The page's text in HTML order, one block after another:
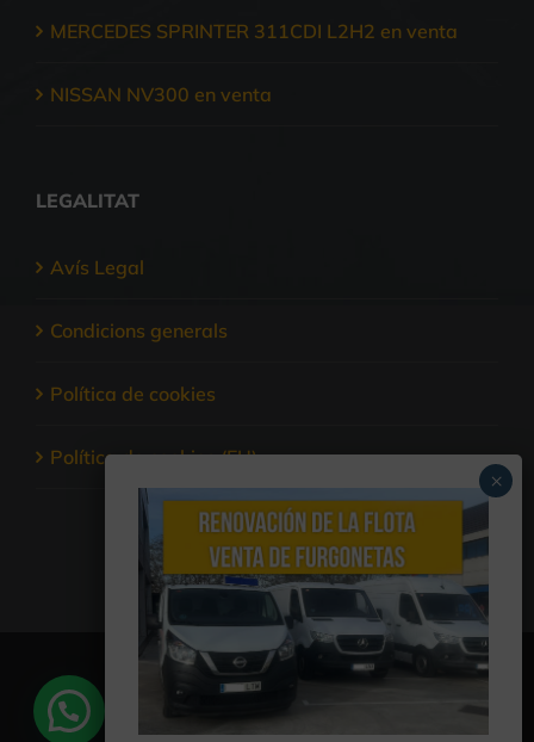
MERCEDES SPRINTER 311CDI L2H2 en venta
NISSAN NV300 en venta
LEGALITAT
Avís Legal
Condicions generals
Política de cookies
Política de cookies (EU)